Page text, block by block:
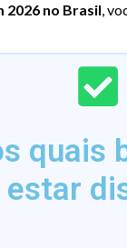
2026 no Brasil,
quais